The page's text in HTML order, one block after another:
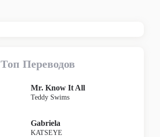
Топ Переводов
Mr. Know It All
Teddy Swims
Gabriela
KATSEYE